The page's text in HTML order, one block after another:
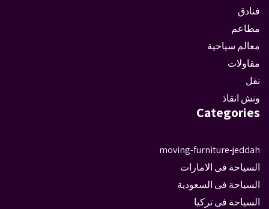
فنادق
مطاعم
معالم سياحية
مقاولات
نقل
ونش انقاذ
Categories
moving-furniture-jeddah
السياحة فى الامارات
السياحة فى السعودية
السياحة فى تركيا